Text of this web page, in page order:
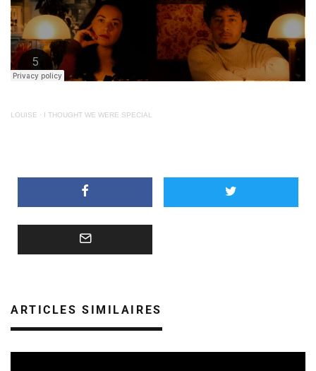
LOUISE · I THOUGHT WE WERE SPECIAL
ARTICLES SIMILAIRES